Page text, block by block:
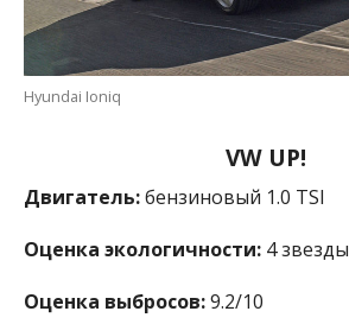
Hyundai Ioniq
VW UP!
Двигатель:бензиновый 1.0 TSI
Оценка экологичности: 4 звезды
Оценка выбросов:9.2/10